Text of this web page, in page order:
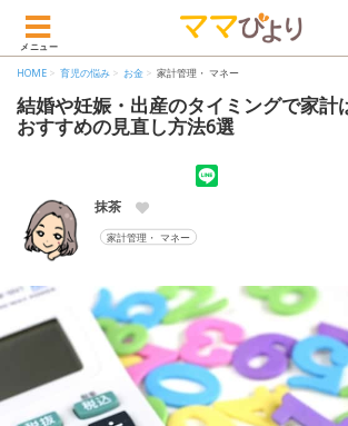
メニュー
HOME 育児の悩み お金 家計管理・ マネー
結婚や妊娠・出産のタイミングで家計
おすすめの見直し方法6選
抹茶
家計管理・ マネー